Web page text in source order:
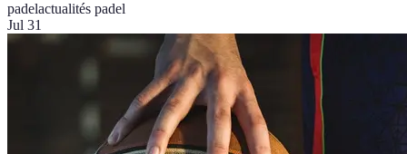
padelactualités padel
Jul 31